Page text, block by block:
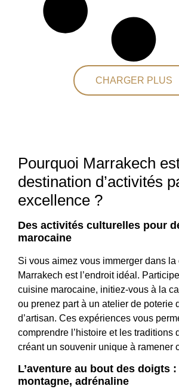
CHARGER PLUS
Pourquoi Marrakech
destination d’activités
excellence ?
Des activités culturelles pour
marocaine
Si vous aimez vous immerger dans la
Marrakech est l’endroit idéal.
cuisine marocaine, initiez-vous à la
ou prenez part à un atelier de poterie
d’artisan. Ces expériences vous
comprendre l’histoire et les traditions
créant un souvenir unique à ramener
L’aventure au bout des doigts
montagne, adrénaline